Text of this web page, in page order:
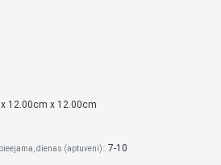
12.00cm x 12.00cm
dienas (aptuveni):: 7-10